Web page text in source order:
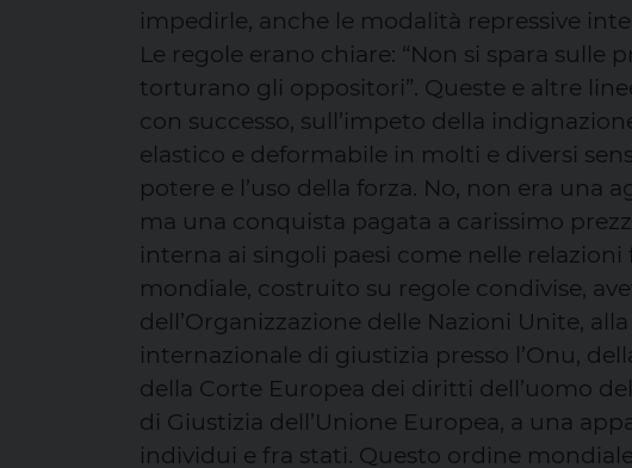
impedirle, anche le modalità repressive
Le regole erano chiare: “Non si spara sulle
torturano gli oppositori”. Queste e altre
con successo, sull’impeto della
elastico e deformabile in molti e diversi
potere e l’uso della forza. No, non era una
ma una conquista pagata a carissimo
interna ai singoli paesi come nelle
mondiale, costruito su regole condivise,
dell’Organizzazione delle Nazioni Unite,
internazionale di giustizia presso l’Onu,
della Corte Europea dei diritti dell’uomo
di Giustizia dell’Unione Europea, a una
individui e fra stati. Questo ordine